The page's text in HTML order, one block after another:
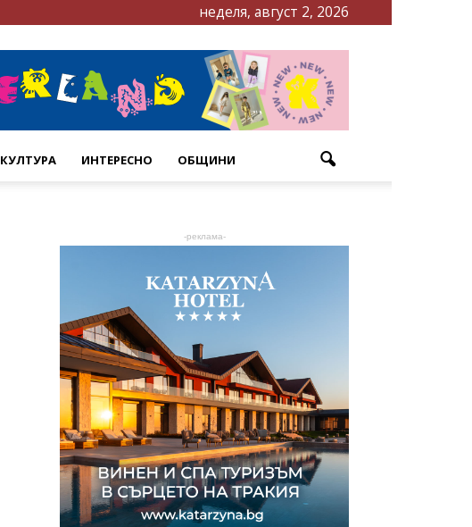
неделя, август 2, 2026
КУЛТУРА ИНТЕРЕСНО ОБЩИНИ
-реклама-